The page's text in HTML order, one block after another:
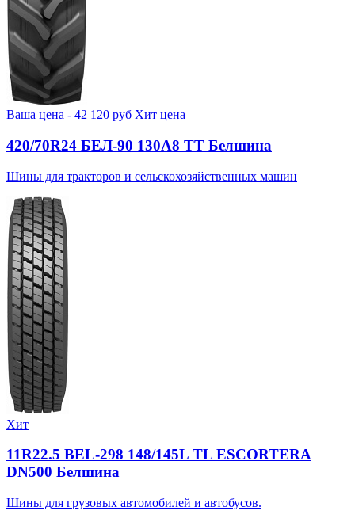
Ваша цена - 42 120 руб Хит цена
420/70R24 БЕЛ-90 130А8 TT Белшина
Шины для тракторов и сельскохозяйственных машин
Хит
11R22.5 BEL-298 148/145L TL ESCORTERA
DN500 Белшина
Шины для грузовых автомобилей и автобусов.